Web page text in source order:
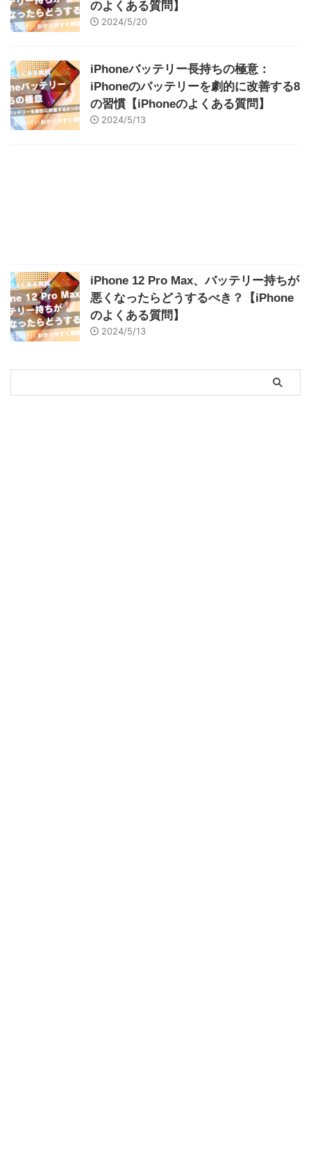
のよくある質問】
2024/5/20
iPhoneバッテリー長持ちの極意：
iPhoneのバッテリーを劇的に改善する8
の習慣【iPhoneのよくある質問】
2024/5/13
iPhone 12 Pro Max、バッテリー持ちが
悪くなったらどうするべき？【iPhone
のよくある質問】
2024/5/13